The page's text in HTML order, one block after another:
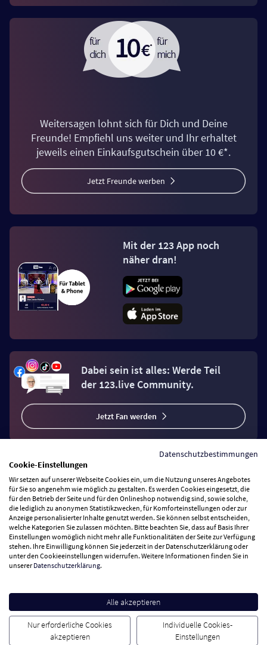
Weitersagen lohnt sich für Dich und Deine
Freunde! Empfiehl uns weiter und Ihr erhaltet
jeweils einen Einkaufsgutschein über 10 €*.
Jetzt Freunde werben
Mit der 123 App noch
näher dran!
Dabei sein ist alles: Werde Teil
der 123.live Community.
Jetzt Fan werden
Vertrag widerrufen
Zahlungsarten
Wir versenden mit
Besuchen Sie uns
Datenschutzbestimmungen
Cookie-Einstellungen
Wir setzen auf unserer Webseite Cookies ein, um die Nutzung unseres Angebotes
für Sie so angenehm wie möglich zu gestalten. Es werden Cookies eingesetzt, die
für den Betrieb der Seite und für den Onlineshop notwendig sind, sowie solche,
die lediglich zu anonymen Statistikzwecken, für Komforteinstellungen oder zur
Anzeige personalisierter Inhalte genutzt werden. Sie können selbst entscheiden,
welche Kategorien Sie zulassen möchten. Bitte beachten Sie, dass auf Basis Ihrer
Einstellungen womöglich nicht mehr alle Funktionalitäten der Seite zur Verfügung
stehen. Ihre Einwilligung können Sie jederzeit in der Datenschutzerklärung oder
unter den Cookieeinstellungen widerrufen. Weitere Informationen finden Sie in
unsererDatenschutzerklärung.
Alle akzeptieren
Nur erforderliche Cookies
akzeptieren
Individuelle Cookies-
Einstellungen